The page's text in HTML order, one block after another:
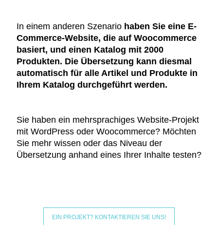
In einem anderen Szenario haben Sie eine E-
Commerce-Website, die auf Woocommerce
basiert, und einen Katalog mit 2000
Produkten. Die Übersetzung kann diesmal
automatisch für alle Artikel und Produkte in
Ihrem Katalog durchgeführt werden.
Sie haben ein mehrsprachiges Website-Projekt
mit WordPress oder Woocommerce? Möchten
Sie mehr wissen oder das Niveau der
Übersetzung anhand eines Ihrer Inhalte testen?
EIN PROJEKT? KONTAKTIEREN SIE UNS!